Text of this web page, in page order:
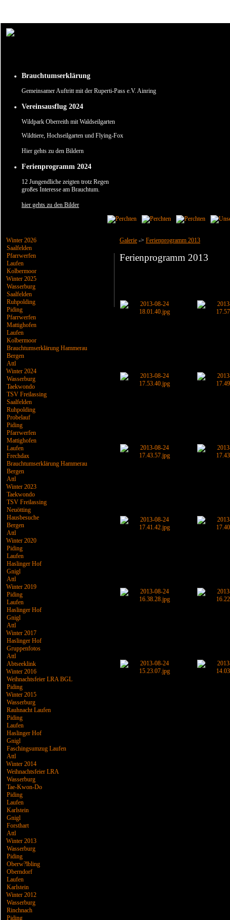
Brauchtumserklärung
Gemeinsamer Auftritt mit der Ruperti-Pass e.V. Ainring
Vereinsausflug 2024
Wildpark Oberreith mit Waldseilgarten
Wildtiere, Hochseilgarten und Flying-Fox
Hier gehts zu den Bildern
Ferienprogramm 2024
12 Jungendliche zeigten trotz Regen
großes Interesse am Brauchtum.
hier gehts zu den Bilder
Winter 2026
Saalfelden
Pfarrwerfen
Laufen
Kolbermoor
Winter 2025
Wasserburg
Saalfelden
Ruhpolding
Piding
Pfarrwerfen
Mattighofen
Laufen
Kolbermoor
Brauchtumserklärung Hammerau
Bergen
Attl
Winter 2024
Wasserburg
Taekwondo
TSV Freilassing
Saalfelden
Ruhpolding
Probelauf
Piding
Pfarrwerfen
Mattighofen
Laufen
Frechdax
Brauchtumserklärung Hammerau
Bergen
Attl
Winter 2023
Taekwondo
TSV Freilassing
Neuötting
Hausbesuche
Bergen
Attl
Winter 2020
Piding
Laufen
Haslinger Hof
Gnigl
Attl
Winter 2019
Piding
Laufen
Haslinger Hof
Gnigl
Attl
Winter 2017
Haslinger Hof
Gruppenfotos
Attl
Abtseeklink
Winter 2016
Weihnachtsfeier LRA BGL
Piding
Winter 2015
Wasserburg
Rauhnacht Laufen
Piding
Laufen
Haslinger Hof
Gnigl
Faschingsumzug Laufen
Attl
Winter 2014
Weihnachtsfeier LRA
Wasserburg
Tae-Kwon-Do
Piding
Laufen
Karlstein
Gnigl
Forsthart
Attl
Winter 2013
Wasserburg
Piding
Oberw?lbling
Oberndorf
Laufen
Karlstein
Winter 2012
Wasserburg
Rinchnach
Piding
Galerie -> Ferienprogramm 2013
Ferienprogramm 2013